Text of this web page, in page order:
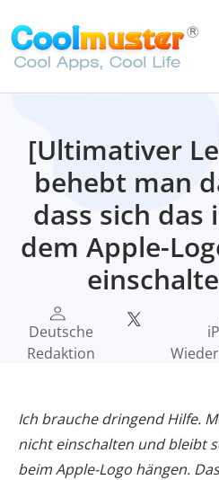
[Ultimativer
behebt man
dass sich das
dem Apple-
Deutsche
Redaktion
Ich brauche dringend Hilfe.
nicht einschalten und bleibt
beim Apple-Logo hängen.